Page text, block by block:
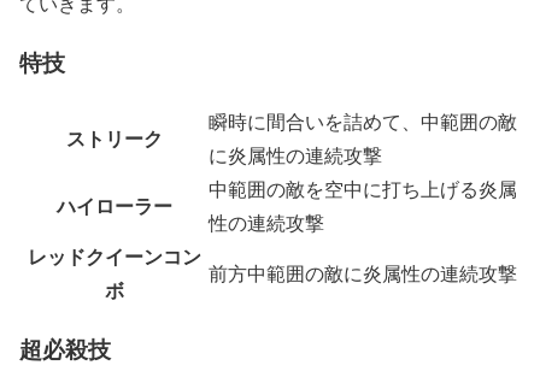
特技
ストリーク
瞬時に間合いを詰めて、中範囲の敵
に炎属性の連続攻撃
ハイローラー
中範囲の敵を空中に打ち上げる炎属
性の連続攻撃
レッドクイーンコン
ボ
前方中範囲の敵に炎属性の連続攻撃
超必殺技